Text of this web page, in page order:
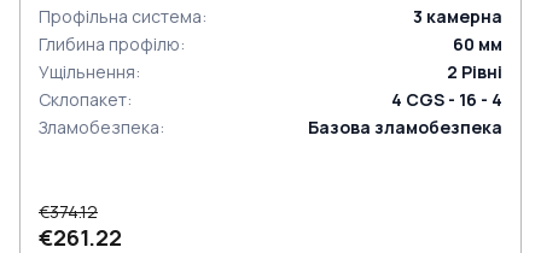
Профільна система: 3 камерна
Глибина профілю: 60 мм
Ущільнення: 2 Рівні
Склопакет:
4 CGS - 16 - 4
Зламобезпека: Базова зламобезпека
€374.12
€261.22